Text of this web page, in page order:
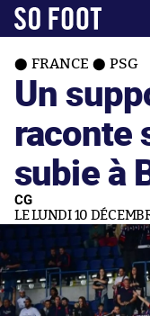
FRANCE PSG
Un
raconte
subie à
CG
LE LUNDI 10